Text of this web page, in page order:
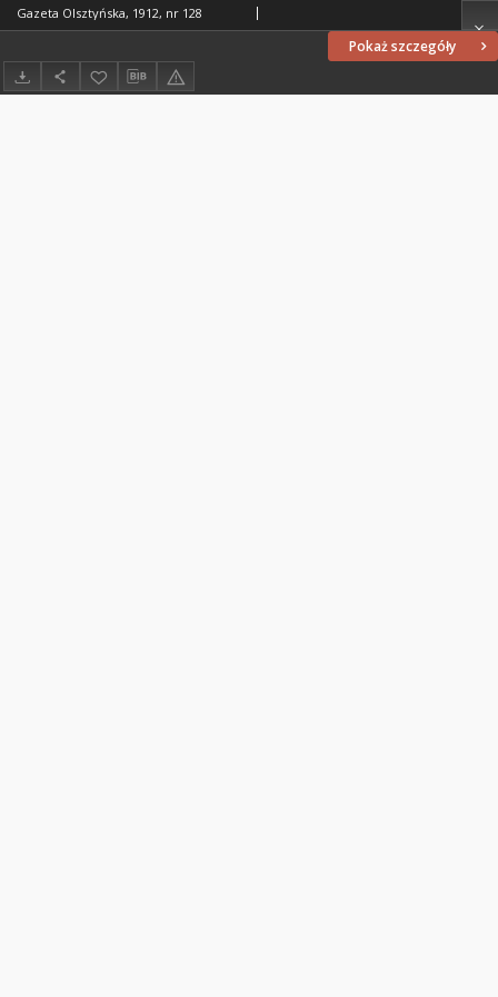
Pokaż szczegóły
Gazeta Olsztyńska, 1912, nr 128